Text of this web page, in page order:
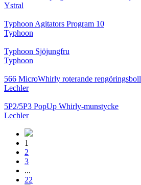
Ystral
Typhoon Agitators Program 10
Typhoon
Typhoon Sjöjungfru
Typhoon
566 MicroWhirly roterande rengöringsboll
Lechler
5P2/5P3 PopUp Whirly-munstycke
Lechler
1
2
3
...
22